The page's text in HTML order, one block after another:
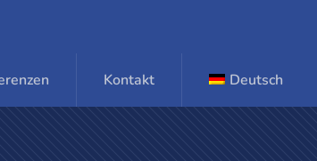
Kontakt Deutsch